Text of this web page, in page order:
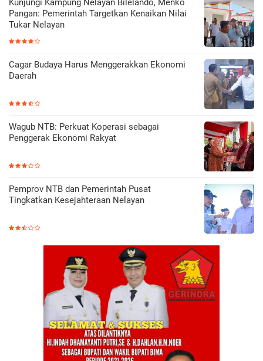
Kunjungi Kampung Nelayan Bilelando, Menko
Pangan: Pemerintah Targetkan Kenaikan Nilai
Tukar Nelayan
Cagar Budaya Harus Menggerakkan Ekonomi
Daerah
Wagub NTB: Perkuat Koperasi sebagai
Penggerak Ekonomi Rakyat
Pemprov NTB dan Pemerintah Pusat
Tingkatkan Kesejahteraan Nelayan